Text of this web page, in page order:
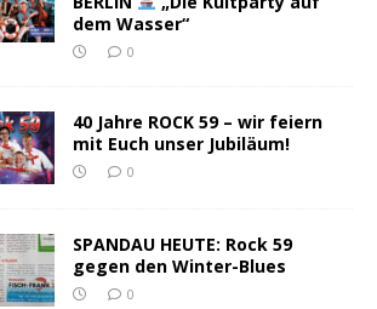
dem Wasser“
0
40 Jahre ROCK 59 – wir feiern
mit Euch unser Jubiläum!
0
SPANDAU HEUTE: Rock 59
gegen den Winter-Blues
0